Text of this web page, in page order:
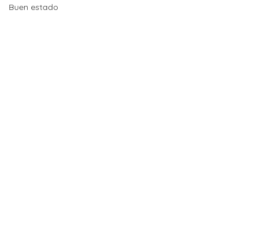
Buen estado